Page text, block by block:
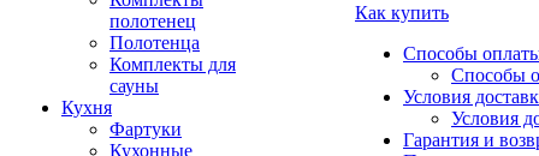
полотенец
Полотенца
Комплекты для
сауны
Кухня
Фартуки
Кухонные
Как купить
Способы
Способы
Условия
Условия
Гарантия и